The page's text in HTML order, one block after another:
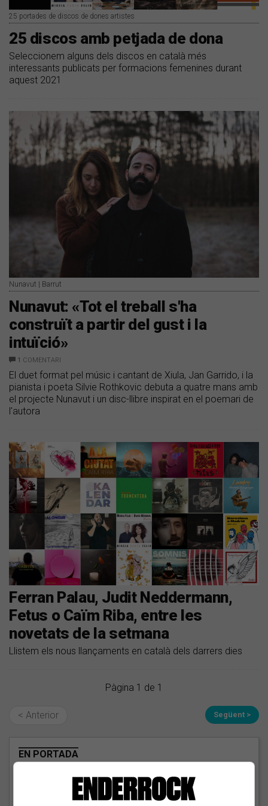
25 portades de discos de dones artistes
25 discos amb petjada de dona
Seleccionem alguns dels discos en català més
interessants publicats per formacions femenines durant
aquest 2021
Nunavut | Barrut
Nunavut: «Tot el treball s'ha
construït a partir del gust i la
intuïció»
1 COMENTARI
El duet format pel músic i cantant de Xiula, Jan Garrido, i la
pianista i poeta Silvie Rothkovic debuta a quatre mans amb
el projecte Nunavut i un disc-llibre inspirat en el poemari de
l'autora
Ferran Palau, Judit Neddermann,
Fetus o Caïm Riba, entre les
novetats de la setmana
Llistem els nous llançaments en català dels darrers dies
Pàgina 1 de 1
< Anterior Següent >
EN PORTADA